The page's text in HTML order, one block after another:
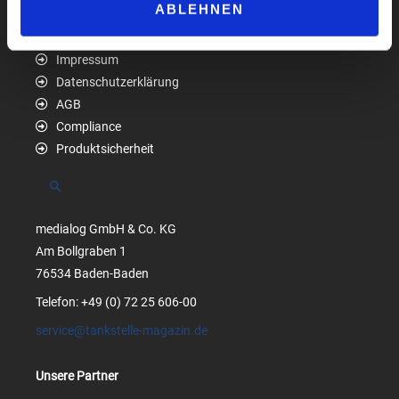
ABLEHNEN
Impressum
Datenschutzerklärung
AGB
Compliance
Produktsicherheit
Suchen
medialog GmbH & Co. KG
Am Bollgraben 1
76534 Baden-Baden
Telefon: +49 (0) 72 25 606-00
service@tankstelle-magazin.de
Unsere Partner